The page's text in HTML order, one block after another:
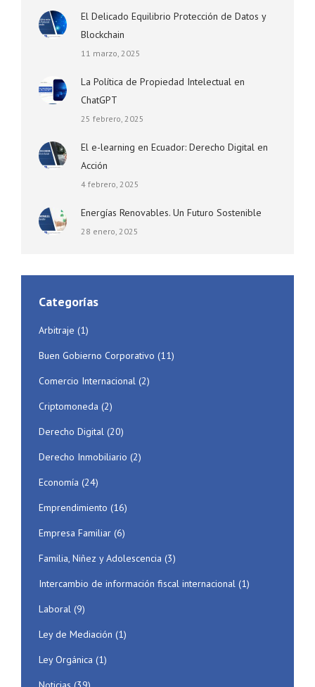
El Delicado Equilibrio Protección de Datos y
Blockchain
11 marzo, 2025
La Política de Propiedad Intelectual en
ChatGPT
25 febrero, 2025
El e-learning en Ecuador: Derecho Digital en
Acción
4 febrero, 2025
Energías Renovables. Un Futuro Sostenible
28 enero, 2025
Categorías
Arbitraje (1)
Buen Gobierno Corporativo (11)
Comercio Internacional (2)
Criptomoneda (2)
Derecho Digital (20)
Derecho Inmobiliario (2)
Economía (24)
Emprendimiento (16)
Empresa Familiar (6)
Familia, Niñez y Adolescencia (3)
Intercambio de información fiscal internacional (1)
Laboral (9)
Ley de Mediación (1)
Ley Orgánica (1)